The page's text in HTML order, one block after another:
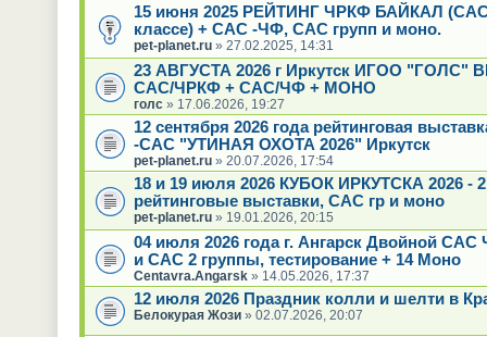
15 июня 2025 РЕЙТИНГ ЧРКФ БАЙКАЛ
классе) + САС -ЧФ, САС групп и моно.
pet-planet.ru» 27.02.2025, 14:31
23 АВГУСТА 2026 г Иркутск ИГОО "ГОЛС"
САС/ЧРКФ + САС/ЧФ + МОНО
голс» 17.06.2026, 19:27
12 сентября 2026 года рейтинговая
-САС "УТИНАЯ ОХОТА 2026" Иркутск
pet-planet.ru» 20.07.2026, 17:54
18 и 19 июля 2026 КУБОК ИРКУТСКА 2026 - 2
рейтинговые выставки, САС гр и моно
pet-planet.ru» 19.01.2026, 20:15
04 июля 2026 года г. Ангарск Двойной
и САС 2 группы, тестирование + 14 Моно
Centavra.Angarsk» 14.05.2026, 17:37
12 июля 2026 Праздник колли и шелти в
Белокурая Жози» 02.07.2026, 20:07